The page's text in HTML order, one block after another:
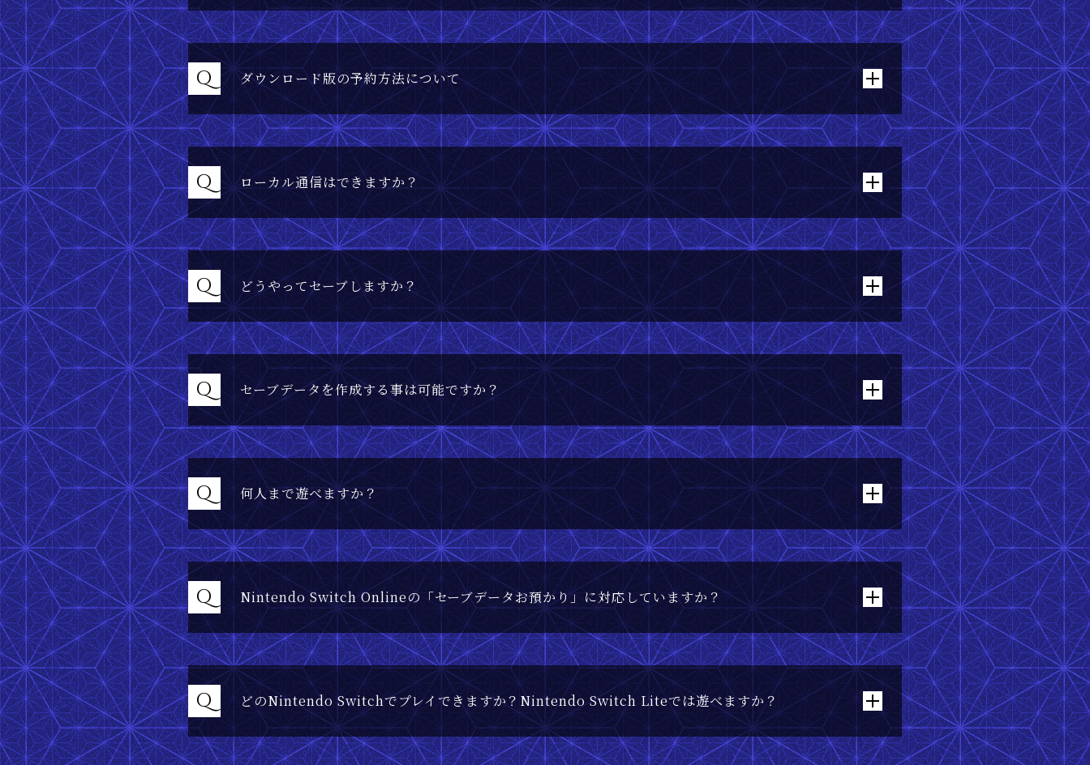
Q ダウンロード版の予約方法について
Q ローカル通信はできますか？
Q どうやってセーブしますか？
Q セーブデータを作成する事は可能ですか？
Q 何人まで遊べますか？
Q Nintendo Switch Onlineの「セーブデータお預かり」に対応していますか？
Q どのNintendo Switchでプレイできますか？Nintendo Switch Liteでは遊べますか？